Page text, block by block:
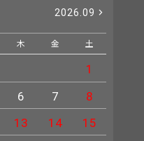
2026.09
木 金 土
1
6 7
8
13 14
15